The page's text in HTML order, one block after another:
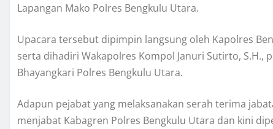
Lapangan Mako Polres Bengkulu Utara.
Upacara tersebut dipimpin langsung oleh Kapolres
serta dihadiri Wakapolres Kompol Januri Sutirto,
Bhayangkari Polres Bengkulu Utara.
Adapun pejabat yang melaksanakan serah terima
menjabat Kabagren Polres Bengkulu Utara dan kini